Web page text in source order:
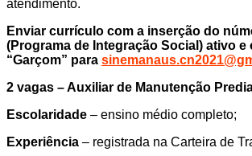
atendimento.
Enviar currículo com a inserção do
(Programa de Integração Social) ativo e
“Garçom” para
2 vagas – Auxiliar de Manutenção
Escolaridade – ensino médio completo;
Experiência – registrada na Carteira de